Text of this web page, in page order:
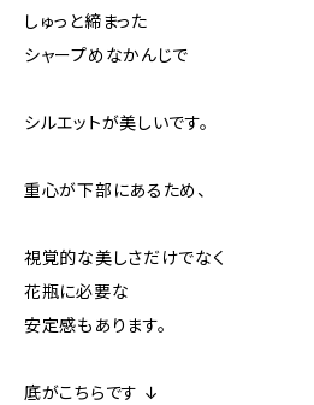
しゅっと締まった
シャープめなかんじで
シルエットが美しいです。
重心が下部にあるため、
視覚的な美しさだけでなく
花瓶に必要な
安定感もあります。
底がこちらです ↓